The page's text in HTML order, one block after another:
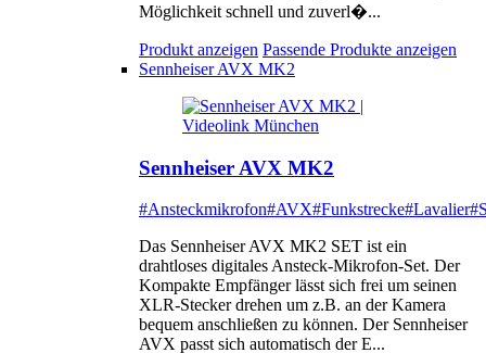
Möglichkeit schnell und zuverl�...
Produkt anzeigen Passende Produkte anzeigen
Sennheiser AVX MK2
Sennheiser AVX MK2
#Ansteckmikrofon#AVX#Funkstrecke#Lavalier
Das Sennheiser AVX MK2 SET ist ein
drahtloses digitales Ansteck-Mikrofon-Set. Der
Kompakte Empfänger lässt sich frei um seinen
XLR-Stecker drehen um z.B. an der Kamera
bequem anschließen zu können. Der Sennheiser
AVX passt sich automatisch der E...